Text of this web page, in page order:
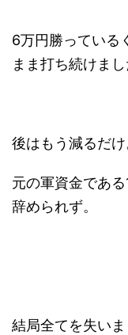
6万円勝っている
まま打ち続けまし
後はもう減るだけ
元の軍資金であ
辞められず。
結局全てを失いま